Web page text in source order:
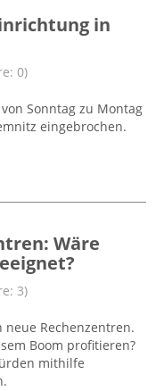
in
0)
Sonntag zu Montag
eingebrochen.
Wäre
3)
Rechenzentren.
Boom profitieren?
mithilfe